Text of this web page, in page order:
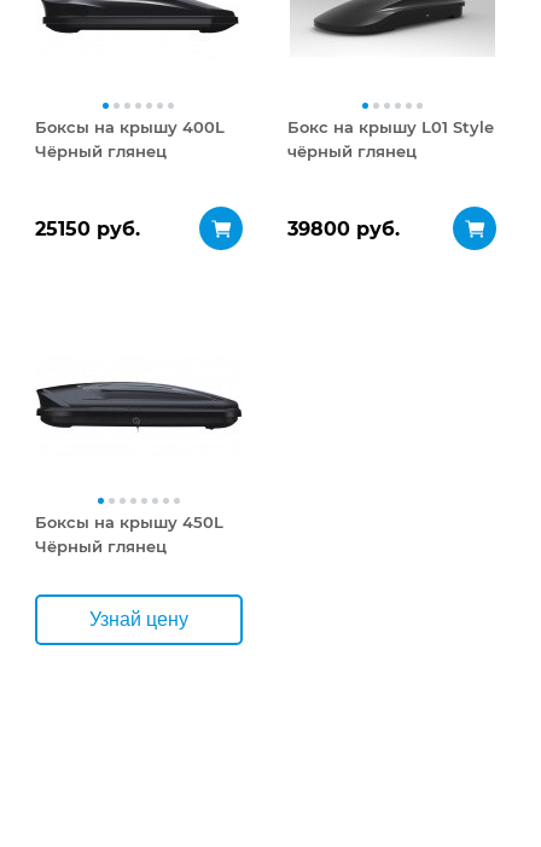
Боксы на крышу 400L
Чёрный глянец
25150 руб.
Бокс на крышу L01 Style
чёрный глянец
39800 руб.
Боксы на крышу 450L
Чёрный глянец
Узнай цену